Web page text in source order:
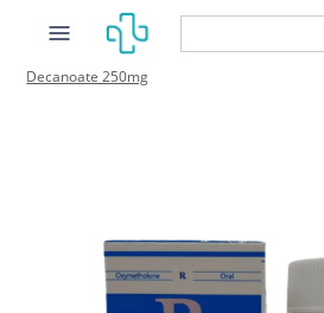
Injecteerbare Steroiden/
Decanoate 250mg